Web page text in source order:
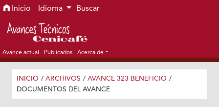
Ir al menú de navegación principal
Ir al contenido principal
Ir al pie de página del sitio
Inicio Idioma Buscar
Avance actual Publicados Acerca de
INICIO / ARCHIVOS / AVANCE 323 BENEFICIO /
DOCUMENTOS DEL AVANCE